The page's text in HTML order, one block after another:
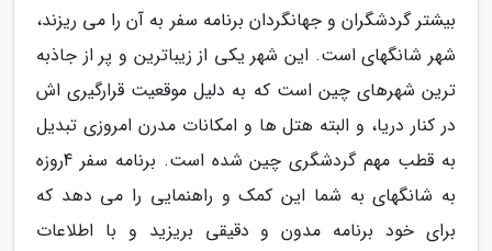
بیشتر گردشگران و جهانگردان برنامه سفر به آن را می ریزند،
شهر شانگهای است. این شهر یکی از زیباترین و پر از جاذبه
ترین شهرهای چین است که به دلیل موقعیت قرارگیری اش
در کنار دریا، و البته هتل ها و امکانات مدرن امروزی تبدیل
به قطب مهم گردشگری چین شده است. برنامه سفر 4روزه
به شانگهای به شما این کمک و راهنمایی را می دهد که
برای خود برنامه مدون و دقیقی بریزید و با اطلاعات